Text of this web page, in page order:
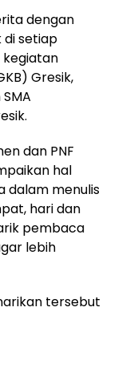
dengan
di setiap
kegiatan
Gresik,
dan PNF
hal
dalam menulis
hari dan
pembaca
lebih
tersebut